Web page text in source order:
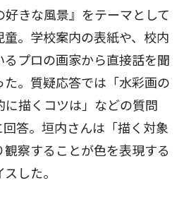
きな風景』をテーマとして
。学校案内の表紙や、校内
プロの画家から直接話を聞
た。質疑応答では「水彩画の
描くコツは」などの質問
答。垣内さんは「描く対象
察することが色を表現する
した。